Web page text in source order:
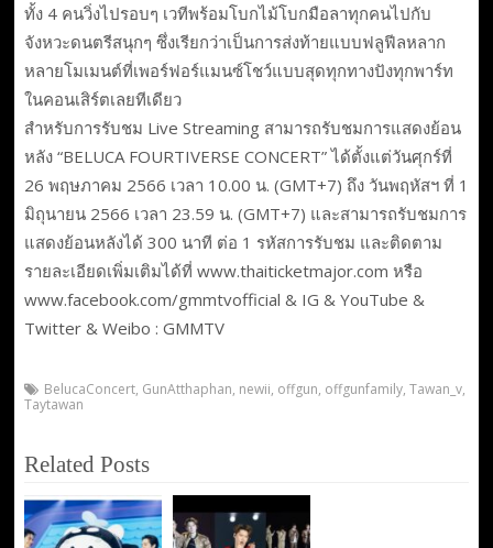
ทั้ง 4 คนวิ่งไปรอบๆ เวทีพร้อมโบกไม้โบกมือลาทุกคนไปกับ
จังหวะดนตรีสนุกๆ ซึ่งเรียกว่าเป็นการส่งท้ายแบบฟลูฟีลหลาก
หลายโมเมนต์ที่เพอร์ฟอร์แมนซ์โชว์แบบสุดทุกทางปังทุกพาร์ท
ในคอนเสิร์ตเลยทีเดียว
สำหรับการรับชม Live Streaming สามารถรับชมการแสดงย้อน
หลัง “BELUCA FOURTIVERSE CONCERT” ได้ตั้งแต่วันศุกร์ที่
26 พฤษภาคม 2566 เวลา 10.00 น. (GMT+7) ถึง วันพฤหัสฯ ที่ 1
มิถุนายน 2566 เวลา 23.59 น. (GMT+7) และสามารถรับชมการ
แสดงย้อนหลังได้ 300 นาที ต่อ 1 รหัสการรับชม และติดตาม
รายละเอียดเพิ่มเติมได้ที่ www.thaiticketmajor.com หรือ
www.facebook.com/gmmtvofficial & IG & YouTube &
Twitter & Weibo : GMMTV
BelucaConcert, GunAtthaphan, newii, offgun, offgunfamily, Tawan_v,
Taytawan
Related Posts